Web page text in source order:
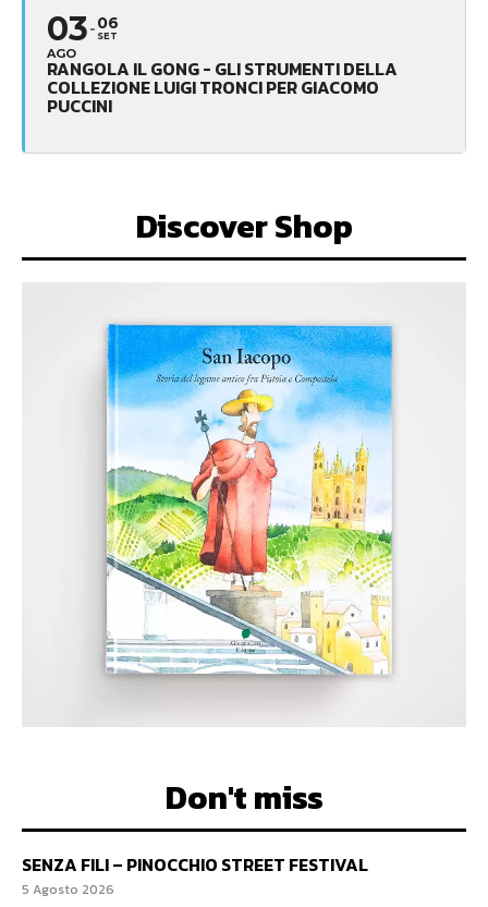
03
AGO
06
SET
RANGOLA IL GONG - GLI STRUMENTI DELLA
COLLEZIONE LUIGI TRONCI PER GIACOMO
PUCCINI
Discover Shop
Don't miss
SENZA FILI – PINOCCHIO STREET FESTIVAL
5 Agosto 2026